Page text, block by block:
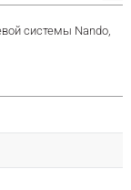
системы Nando,